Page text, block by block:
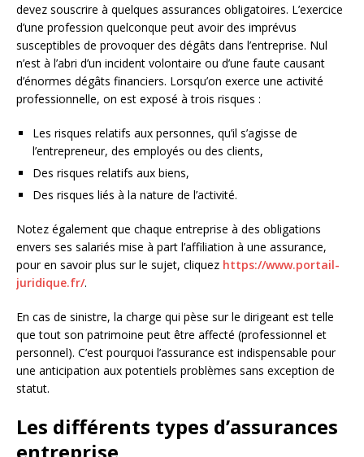
devez souscrire à quelques assurances obligatoires. L’exercice
d’une profession quelconque peut avoir des imprévus
susceptibles de provoquer des dégâts dans l’entreprise. Nul
n’est à l’abri d’un incident volontaire ou d’une faute causant
d’énormes dégâts financiers. Lorsqu’on exerce une activité
professionnelle, on est exposé à trois risques :
Les risques relatifs aux personnes, qu’il s’agisse de
l’entrepreneur, des employés ou des clients,
Des risques relatifs aux biens,
Des risques liés à la nature de l’activité.
Notez également que chaque entreprise à des obligations
envers ses salariés mise à part l’affiliation à une assurance,
pour en savoir plus sur le sujet, cliquez https://www.portail-
juridique.fr/.
En cas de sinistre, la charge qui pèse sur le dirigeant est telle
que tout son patrimoine peut être affecté (professionnel et
personnel). C’est pourquoi l’assurance est indispensable pour
une anticipation aux potentiels problèmes sans exception de
statut.
Les différents types d’assurances
entreprise